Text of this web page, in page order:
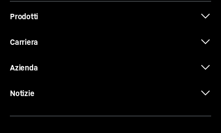
Prodotti
Carriera
Azienda
Notizie